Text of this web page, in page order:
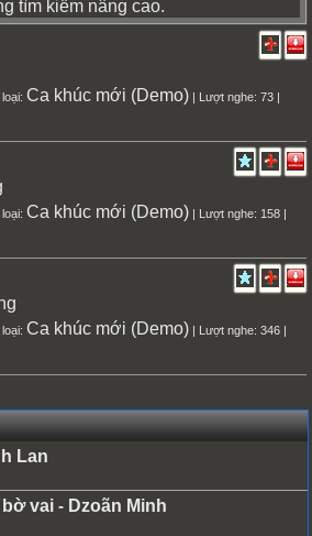
tìm kiếm nâng cao.
Ca khúc mới (Demo) | Lượt nghe: 73 |
Ca khúc mới (Demo) | Lượt nghe: 158 |
Ca khúc mới (Demo) | Lượt nghe: 346 |
Lan
vai - Dzoãn Minh